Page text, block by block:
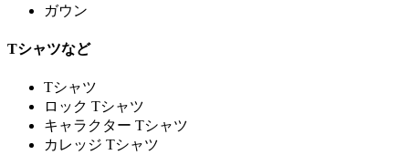
ガウン
Tシャツなど
Tシャツ
ロック Tシャツ
キャラクター Tシャツ
カレッジ Tシャツ